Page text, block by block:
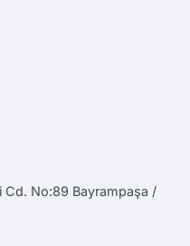
No:89 Bayrampaşa /